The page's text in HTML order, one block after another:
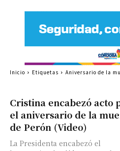
Cristina encabezó acto
el aniversario de la
de Perón (Video)
La Presidenta encabezó el
Inicio Etiquetas Aniversario de la